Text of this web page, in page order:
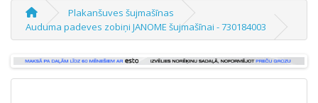
Plakanšuves šujmašīnas
Auduma padeves zobiņi JANOME šujmašīnai - 730184003